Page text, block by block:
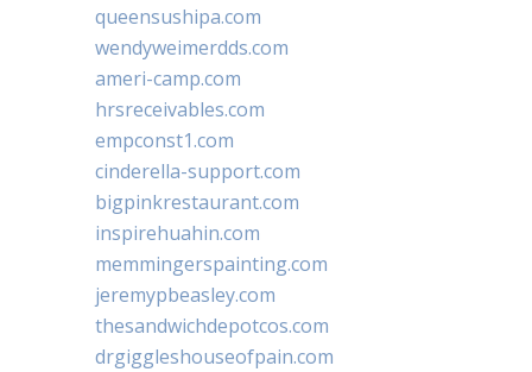
queensushipa.com
wendyweimerdds.com
ameri-camp.com
hrsreceivables.com
empconst1.com
cinderella-support.com
bigpinkrestaurant.com
inspirehuahin.com
memmingerspainting.com
jeremypbeasley.com
thesandwichdepotcos.com
drgiggleshouseofpain.com